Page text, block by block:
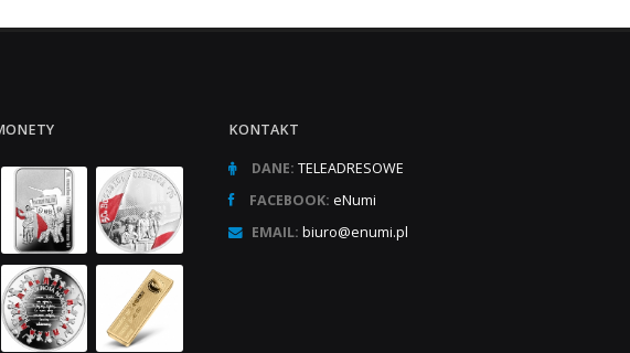
KONTAKT
DANE: TELEADRESOWE
FACEBOOK: eNumi
EMAIL: biuro@enumi.pl